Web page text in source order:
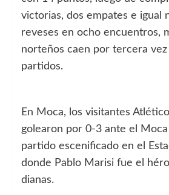
victorias, dos empates e igual
reveses en ocho encuentros,
norteños caen por tercera
partidos.
En Moca, los visitantes
golearon por 0-3 ante el Moca
partido escenificado en el
donde Pablo Marisi fue el
dianas.